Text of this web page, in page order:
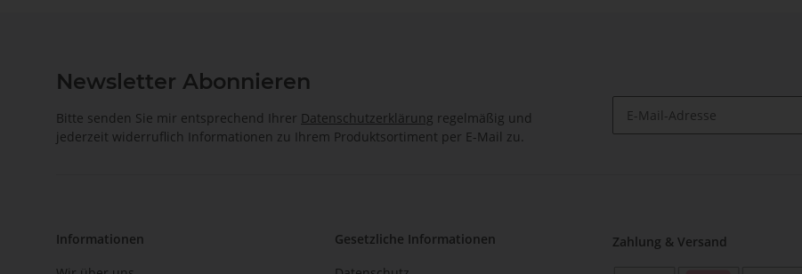
Newsletter Abonnieren
Bitte senden Sie mir entsprechend Ihrer Datenschutzerklärung regelmäßig und
jederzeit widerruflich Informationen zu Ihrem Produktsortiment per E-Mail zu.
Informationen Gesetzliche Informationen Zahlung & Versand